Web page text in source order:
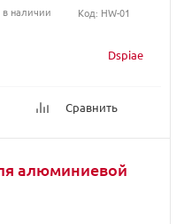
Dspiae
Сравнить
в наличии
Код: HW-01
алюминиевой